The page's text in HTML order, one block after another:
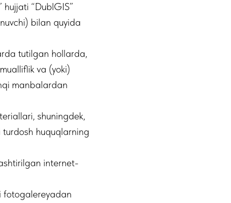
“DublGIS”
bilan quyida
tutilgan hollarda,
va (yoki)
manbalardan
shuningdek,
huquqlarning
internet-
fotogalereyadan